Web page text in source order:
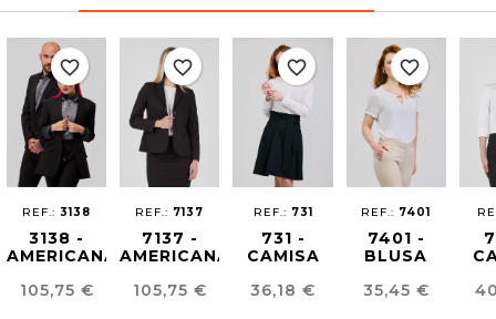
REF.:3138
3138 -
AMERICANA
CONFORT
Precio
105,75 €
favorite_border
REF.: 7137
7137 -
AMERICANA
CONFORT
Precio
105,75 €
favorite_border
REF.: 731
731 -
CAMISA
MUJER
Precio
36,18 €
favorite_border
REF.: 7401
7401 -
BLUSA
JOYA
Precio
35,45 €
favorite_border